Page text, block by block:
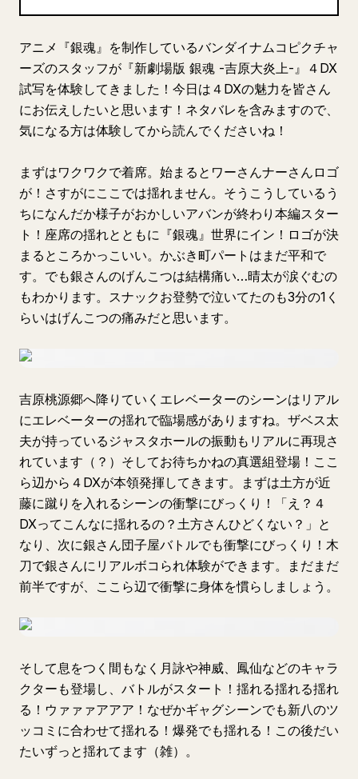
アニメ『銀魂』を制作しているバンダイナムコピクチャ
ーズのスタッフが『新劇場版 銀魂 -吉原大炎上-』４DX
試写を体験してきました！今日は４DXの魅力を皆さん
にお伝えしたいと思います！ネタバレを含みますので、
気になる方は体験してから読んでくださいね！
まずはワクワクで着席。始まるとワーさんナーさんロゴ
が！さすがにここでは揺れません。そうこうしているう
ちになんだか様子がおかしいアバンが終わり本編スター
ト！座席の揺れとともに『銀魂』世界にイン！ロゴが決
まるところかっこいい。かぶき町パートはまだ平和で
す。でも銀さんのげんこつは結構痛い…晴太が涙ぐむの
もわかります。スナックお登勢で泣いてたのも3分の1く
らいはげんこつの痛みだと思います。
吉原桃源郷へ降りていくエレベーターのシーンはリアル
にエレベーターの揺れで臨場感がありますね。ザベス太
夫が持っているジャスタホールの振動もリアルに再現さ
れています（？）そしてお待ちかねの真選組登場！ここ
ら辺から４DXが本領発揮してきます。まずは土方が近
藤に蹴りを入れるシーンの衝撃にびっくり！「え？４
DXってこんなに揺れるの？土方さんひどくない？」と
なり、次に銀さん団子屋バトルでも衝撃にびっくり！木
刀で銀さんにリアルボコられ体験ができます。まだまだ
前半ですが、ここら辺で衝撃に身体を慣らしましょう。
そして息をつく間もなく月詠や神威、鳳仙などのキャラ
クターも登場し、バトルがスタート！揺れる揺れる揺れ
る！ウァァァアアア！なぜかギャグシーンでも新八のツ
ッコミに合わせて揺れる！爆発でも揺れる！この後だい
たいずっと揺れてます（雑）。